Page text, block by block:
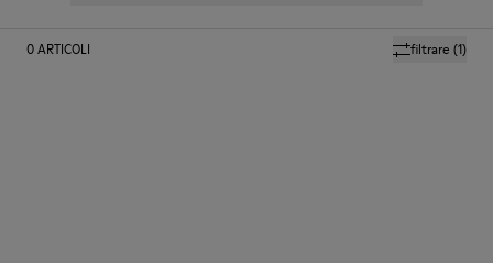
filtrare (1)
0ARTICOLI